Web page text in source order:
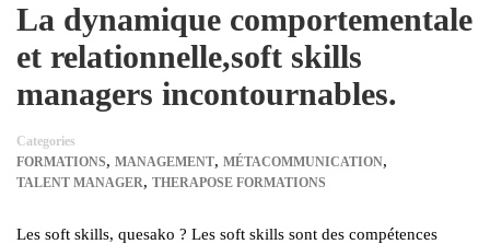
La dynamique comportementale
et relationnelle,soft skills
managers incontournables.
Categories
FORMATIONS, MANAGEMENT, MÉTACOMMUNICATION,
TALENT MANAGER, THERAPOSE FORMATIONS
Les soft skills, quesako ? Les soft skills sont des compétences